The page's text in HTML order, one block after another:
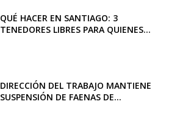
QUÉ HACER EN SANTIAGO: 3
TENEDORES LIBRES PARA QUIENES...
DIRECCIÓN DEL TRABAJO MANTIENE
SUSPENSIÓN DE FAENAS DE...